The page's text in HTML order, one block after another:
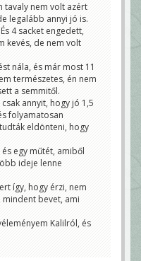
tavaly nem volt azért
legalább annyi jó is.
4 sacket engedett,
kevés, de nem volt
nála, és már most 11
természetes, én nem
a semmitől.
annyit, hogy jó 1,5
folyamatosan
eldönteni, hogy
egy műtét, amiből
ideje lenne
így, hogy érzi, nem
bevet, ami
Kalilról, és